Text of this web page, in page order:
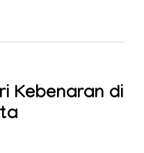
Kebenaran di